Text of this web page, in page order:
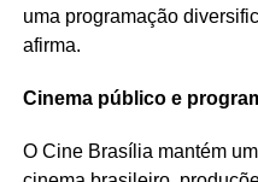
uma programação
afirma.
Cinema público e
O Cine Brasília mantém